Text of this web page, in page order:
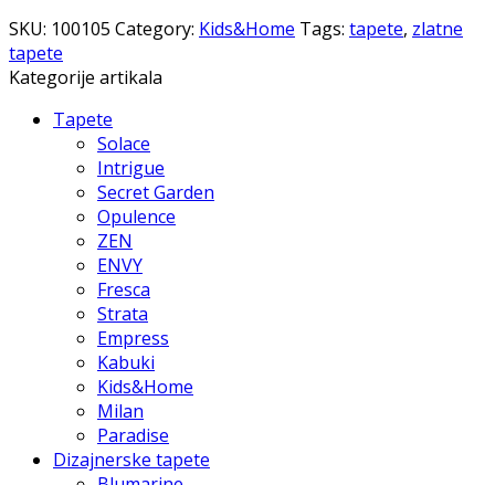
SKU: 100105 Category: Kids&Home Tags: tapete, zlatne
tapete
Kategorije artikala
Tapete
Solace
Intrigue
Secret Garden
Opulence
ZEN
ENVY
Fresca
Strata
Empress
Kabuki
Kids&Home
Milan
Paradise
Dizajnerske tapete